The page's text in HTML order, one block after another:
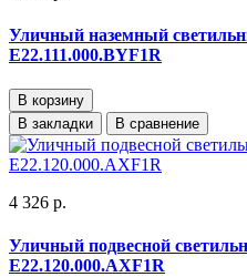
Уличный наземный
E22.111.000.BYF1R
В корзину
В закладки
В сравнение
4 326 р.
Уличный подвесной
E22.120.000.AXF1R